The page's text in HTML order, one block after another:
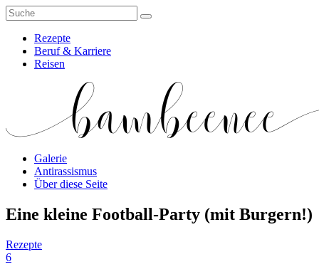
Rezepte
Beruf & Karriere
Reisen
Galerie
Antirassismus
Über diese Seite
Eine kleine Football-Party (mit Burgern!)
Rezepte
6